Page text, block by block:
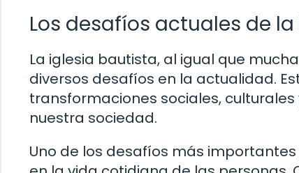
Los desafíos actuales de
La iglesia bautista, al igual que
diversos desafíos en la actualidad.
transformaciones sociales,
nuestra sociedad.
Uno de los desafíos más